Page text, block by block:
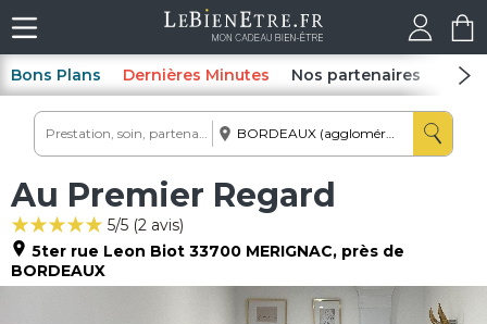
Bons Plans Dernières Minutes Nos partenaires Spas
Au Premier Regard
5/5 (2 avis)
5ter rue Leon Biot 33700 MERIGNAC, près de
BORDEAUX